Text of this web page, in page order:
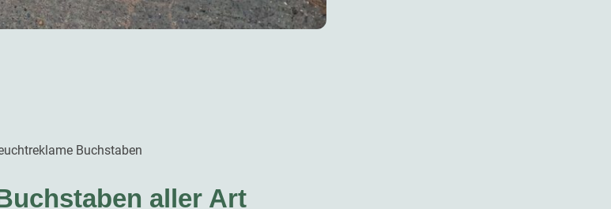
Buchstaben
aller Art